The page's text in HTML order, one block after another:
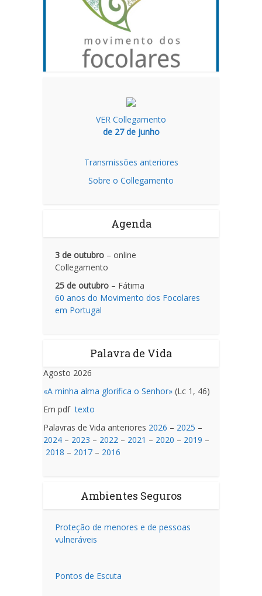
VER Collegamento
de 27 de junho
Transmissões anteriores
Sobre o Collegamento
Agenda
3 de outubro – online
Collegamento
25 de outubro – Fátima
60 anos do Movimento dos Focolares
em Portugal
Palavra de Vida
Agosto 2026
«A minha alma glorifica o Senhor» (Lc 1, 46)
Em pdftexto
Palavras de Vida anteriores 2026 – 2025 –
2024 – 2023 – 2022 – 2021 – 2020 – 2019 –
2018 – 2017 – 2016
Ambientes Seguros
Proteção de menores e de pessoas
vulneráveis
Pontos de Escuta